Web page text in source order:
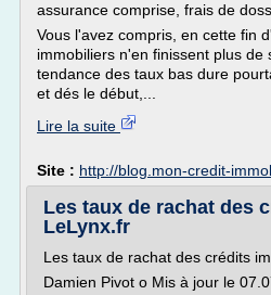
assurance comprise, frais de
Vous l'avez compris, en cette fin
immobiliers n'en finissent plus de
tendance des taux bas dure
et dés le début,...
Lire la suite
Site : http://blog.mon-credit-
Les taux de rachat des
LeLynx.fr
Les taux de rachat des crédits
Damien Pivot o Mis à jour le